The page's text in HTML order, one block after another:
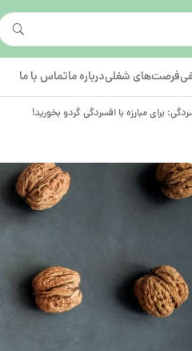
فرصت‌های شغلیدرباره ماتماس با ما
برای مبارزه با افسردگی گردو بخورید!